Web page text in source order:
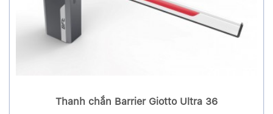
Thanh chắn Barrier Giotto Ultra 36